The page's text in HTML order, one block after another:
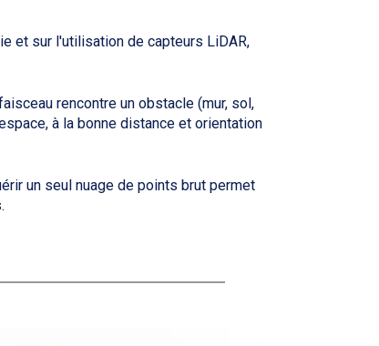
et sur l'utilisation de capteurs LiDAR,
rencontre un obstacle (mur, sol,
à la bonne distance et orientation
un seul nuage de points brut permet